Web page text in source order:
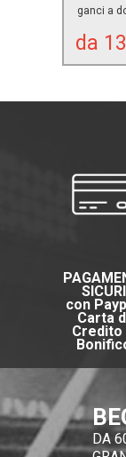
ganci a
da
SICURI
con
Carta
Credito
DA